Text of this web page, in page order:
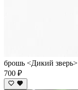
брошь <Дикий зверь>
700 ₽